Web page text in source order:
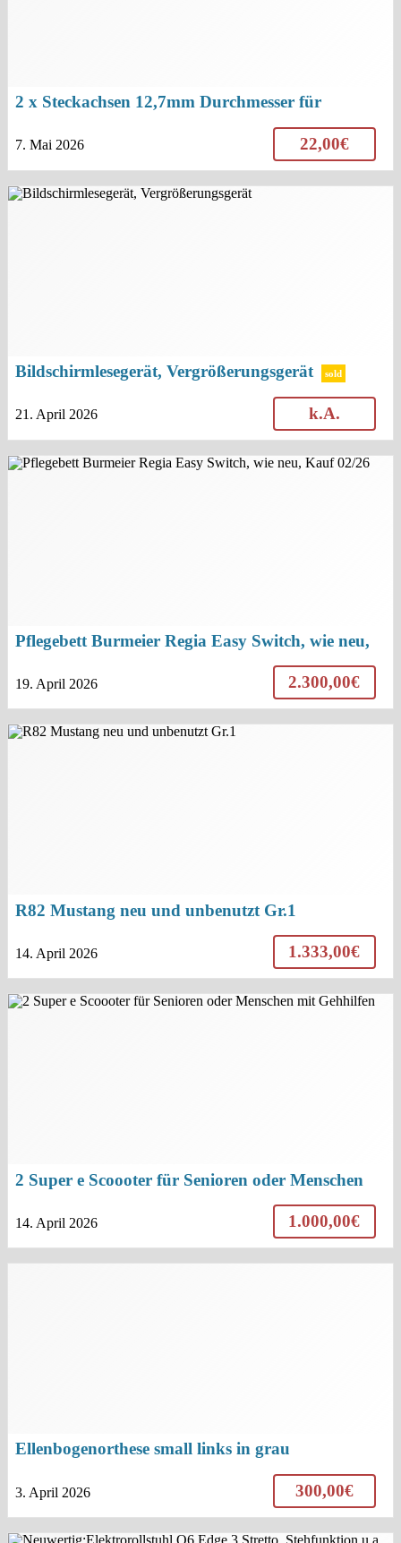
2 x Steckachsen 12,7mm Durchmesser für
7. Mai 2026 22,00€
Bildschirmlesegerät, Vergrößerungsgerät sold
21. April 2026 k.A.
Pflegebett Burmeier Regia Easy Switch, wie neu,
19. April 2026 2.300,00€
R82 Mustang neu und unbenutzt Gr.1
14. April 2026 1.333,00€
2 Super e Scoooter für Senioren oder Menschen
14. April 2026 1.000,00€
Ellenbogenorthese small links in grau
3. April 2026 300,00€